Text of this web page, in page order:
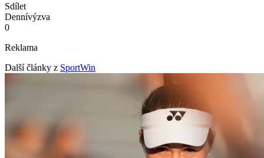
Sdílet
Dennívýzva
0
Reklama
Další články z SportWin